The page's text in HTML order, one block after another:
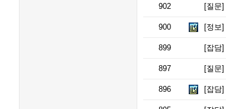
902 [질문]
900 [정보]
899 [잡담]
897 [질문]
896 [잡담]